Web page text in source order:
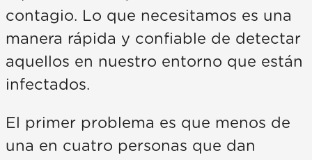
contagio. Lo que necesitamos es una
manera rápida y confiable de detectar
aquellos en nuestro entorno que están
infectados.
El primer problema es que menos de
una en cuatro personas que dan